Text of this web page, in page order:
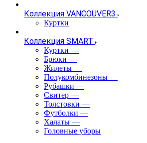
Коллекция VANCOUVER3
Куртки
Коллекция SMART
Куртки —
Брюки —
Жилеты —
Полукомбинезоны —
Рубашки —
Свитер —
Толстовки —
Футболки —
Халаты —
Головные уборы